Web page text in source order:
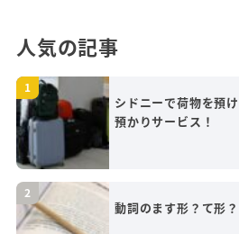
人気の記事
シドニーで荷物を預
預かりサービス！
動詞のます形？て形